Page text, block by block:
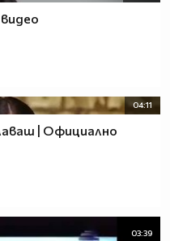
04:11
| Официално
03:39